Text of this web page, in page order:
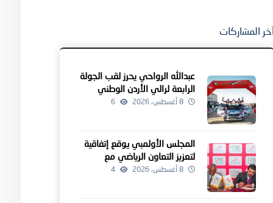
المشاركات
عبدالله الرواحي يحرز لقب الجولة
الرابعة لرالي الأردن الوطني
8 أغسطس، 2026 6
المجلس الأولمبي يوقع إتفاقية
لتعزيز التعاون الرياضي مع
منطقة الكاريبي
8 أغسطس، 2026 4